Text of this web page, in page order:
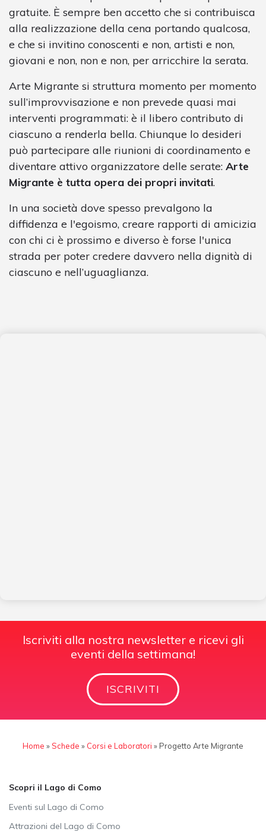
gratuite. È sempre ben accetto che si contribuisca
alla realizzazione della cena portando qualcosa,
e che si invitino conoscenti e non, artisti e non,
giovani e non, non e non, per arricchire la serata.
Arte Migrante si struttura momento per momento
sull’improvvisazione e non prevede quasi mai
interventi programmati: è il libero contributo di
ciascuno a renderla bella. Chiunque lo desideri
può partecipare alle riunioni di coordinamento e
diventare attivo organizzatore delle serate: Arte
Migrante è tutta opera dei propri invitati.
In una società dove spesso prevalgono la
diffidenza e l'egoismo, creare rapporti di amicizia
con chi ci è prossimo e diverso è forse l'unica
strada per poter credere davvero nella dignità di
ciascuno e nell’uguaglianza.
Iscriviti alla nostra newsletter e ricevi gli
eventi della settimana!
ISCRIVITI
Home »Schede » Corsi e Laboratori » Progetto Arte Migrante
Scopri il Lago di Como
Eventi sul Lago di Como
Attrazioni del Lago di Como